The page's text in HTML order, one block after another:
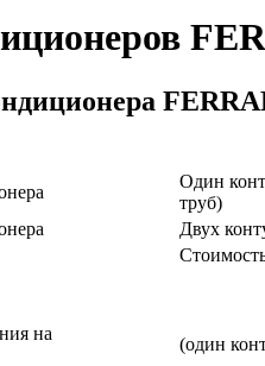
Один
труб)
Двух
на
(один